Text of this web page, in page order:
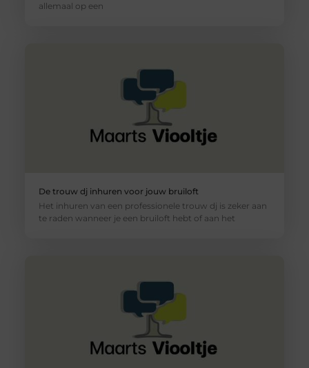
allemaal op een
De trouw dj inhuren voor jouw bruiloft
Het inhuren van een professionele trouw dj is zeker aan
te raden wanneer je een bruiloft hebt of aan het